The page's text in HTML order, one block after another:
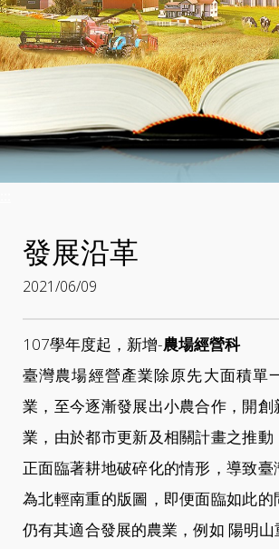
發展沿革
2021/06/09
107學年度起，新增-農場經營科
臺灣農場經營產業除原先大面積單
業，至今逐漸發展出小農合作，開創
業，由於都市更新及相關計畫之推
正面臨著耕地破碎化的情形，導致
為北輕南重的版圖，即便面臨如此的
仍有其適合發展的農業，例如 陽明